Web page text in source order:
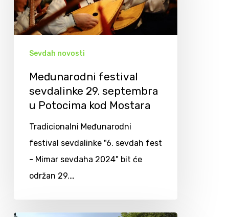
Sevdah novosti
Međunarodni festival
sevdalinke 29. septembra
u Potocima kod Mostara
Tradicionalni Međunarodni
festival sevdalinke "6. sevdah fest
- Mimar sevdaha 2024" bit će
održan 29.…